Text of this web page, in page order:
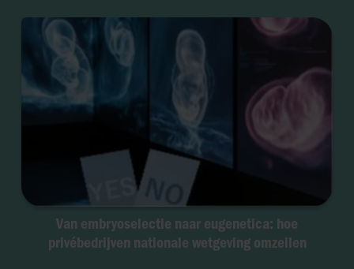
Van embryoselectie naar eugenetica: hoe
privébedrijven nationale wetgeving omzeilen